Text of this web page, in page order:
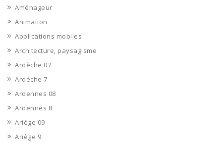
Aménageur
Animation
Applications mobiles
Architecture, paysagisme
Ardèche 07
Ardèche 7
Ardennes 08
Ardennes 8
Ariège 09
Ariège 9